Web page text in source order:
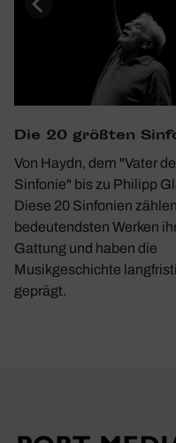
Die 20 größten
Von Haydn, dem "Vater
Sinfonie" bis zu Philipp
Diese 20 Sinfonien
bedeutendsten Werken
Gattung und haben die
Musikgeschichte
geprägt.